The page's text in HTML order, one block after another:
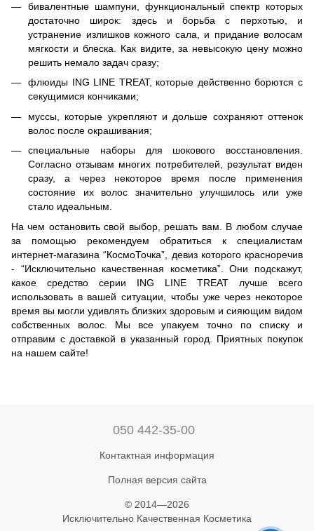
бивалентные шампуни, функциональный спектр которых
достаточно широк: здесь и борьба с перхотью, и
устранение излишков кожного сала, и придание волосам
мягкости и блеска. Как видите, за невысокую цену можно
решить немало задач сразу;
флюиды ING LINE TREAT, которые действенно борются с
секущимися кончиками;
муссы, которые укрепляют и дольше сохраняют оттенок
волос после окрашивания;
специальные наборы для шокового восстановления.
Согласно отзывам многих потребителей, результат виден
сразу, а через некоторое время после применения
состояние их волос значительно улучшилось или уже
стало идеальным.
На чем остановить свой выбор, решать вам. В любом случае
за помощью рекомендуем обратиться к специалистам
интернет-магазина “КосмоТочка”, девиз которого красноречив
- “Исключительно качественная косметика”. Они подскажут,
какое средство серии ING LINE TREAT лучше всего
использовать в вашей ситуации, чтобы уже через некоторое
время вы могли удивлять близких здоровым и сияющим видом
собственных волос. Мы все упакуем точно по списку и
отправим с доставкой в указанный город. Приятных покупок
на нашем сайте!
050 442-35-00
Контактная информация
Полная версия сайта
© 2014—2026
Исключительно Качественная Косметика